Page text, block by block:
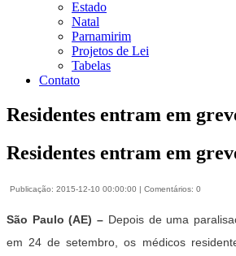
Estado
Natal
Parnamirim
Projetos de Lei
Tabelas
Contato
Residentes entram em
Residentes entram em
Publicação: 2015-12-10 00:00:00 | Comentários: 0
São Paulo (AE) – Depois de uma
em 24 de setembro, os médicos